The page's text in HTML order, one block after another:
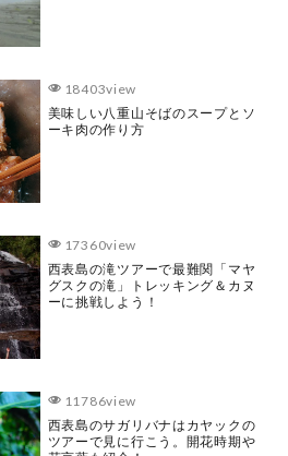
18403view
美味しい八重山そばのスープとソ
ーキ肉の作り方
17360view
西表島の滝ツアーで最難関「マヤ
グスクの滝」トレッキング＆カヌ
ーに挑戦しよう！
11786view
西表島のサガリバナはカヤックの
ツアーで見に行こう。開花時期や